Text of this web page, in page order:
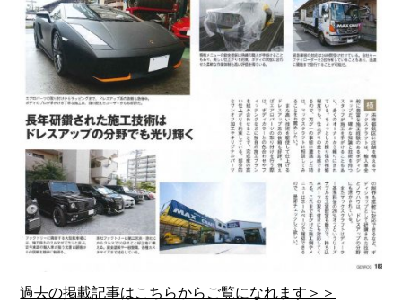
過去の掲載記事はこちらからご覧になれます＞＞